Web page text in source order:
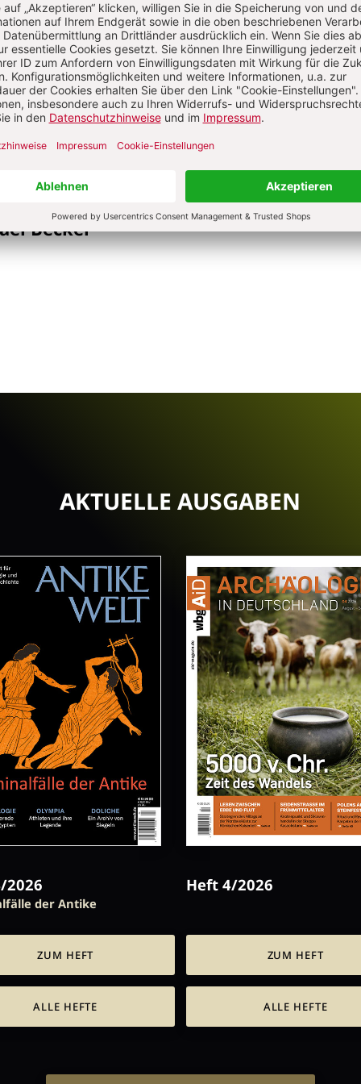
.
Tokio 2023.
Becker
AKTUELLE AUSGABEN
2026
der Antike
ZUM HEFT
ALLE HEFTE
Heft 4/2026
ZUM HEFT
ALLE HEFTE